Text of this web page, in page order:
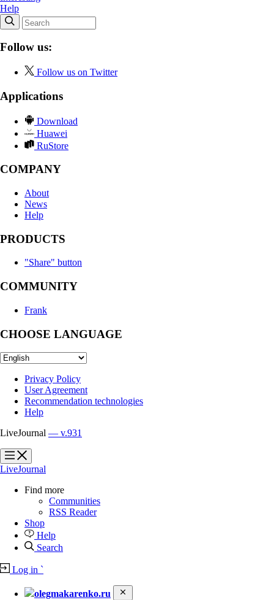
Help
Follow us:
Follow us on Twitter
Applications
Download
Huawei
RuStore
COMPANY
About
News
Help
PRODUCTS
"Share" button
COMMUNITY
Frank
CHOOSE LANGUAGE
Privacy Policy
User Agreement
Recommendation technologies
Help
LiveJournal — v.931
?
?
LiveJournal
Find more
Communities
RSS Reader
Shop
Help
Search
Log in `
olegmakarenko.ru